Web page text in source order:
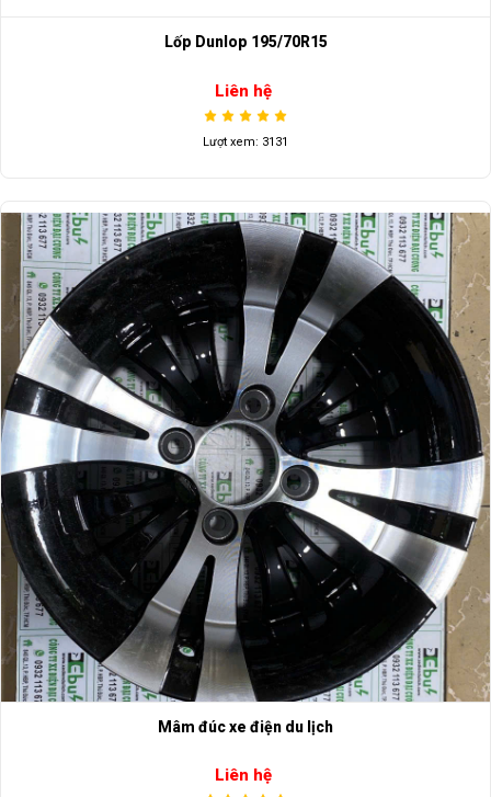
Lốp Dunlop 195/70R15
Liên hệ
Lượt xem: 3131
Mâm đúc xe điện du lịch
Liên hệ